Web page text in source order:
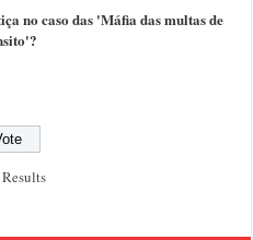
no caso das 'Máfia das multas de